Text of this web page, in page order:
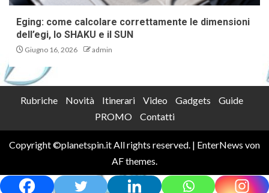
Eging: come calcolare correttamente le dimensioni
dell’egi, lo SHAKU e il SUN
Giugno 16, 2026 admin
Rubriche Novità Itinerari Video Gadgets
Guide
PROMO
Contatti
Copyright ©planetspin.it All rights reserved. | EnterNews von
AF themes.